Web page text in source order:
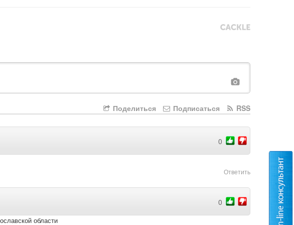
RSS
Подписаться
Поделиться
0
Ответить
0
области